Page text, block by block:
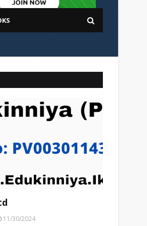
11/30/2024